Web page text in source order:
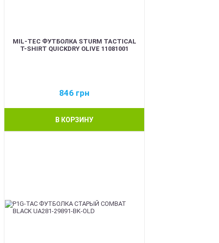
MIL-TEC ФУТБОЛКА STURM TACTICAL
T-SHIRT QUICKDRY OLIVE 11081001
846 грн
В КОРЗИНУ